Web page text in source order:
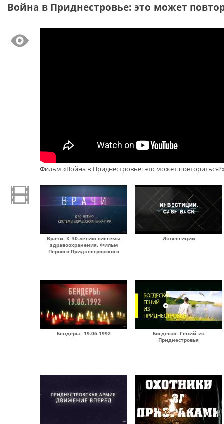
Война в Приднестровье: это может
Фильм «Война в Приднестровье: это может
Врачи. К 30-летию системы
здравоохранения. Фильм
Первого Приднестровского
Инвестиции
Бендеры. 19.06.1992
Богдеско. Гений из
Приднестровья